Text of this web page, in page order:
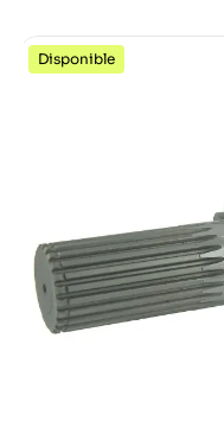
Disponible